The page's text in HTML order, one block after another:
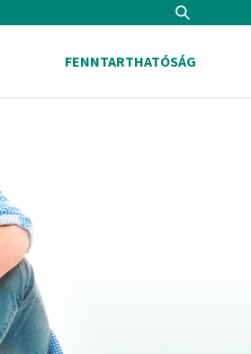
FENNTARTHATÓSÁG